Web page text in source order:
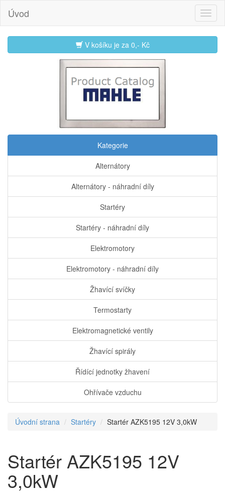
Úvod
V košíku je za 0,- Kč
Kategorie
Alternátory
Alternátory - náhradní díly
Startéry
Startéry - náhradní díly
Elektromotory
Elektromotory - náhradní díly
Žhavící svíčky
Termostarty
Elektromagnetické ventily
Žhavící spirály
Řídící jednotky žhavení
Ohřívače vzduchu
Úvodní strana Startéry Startér AZK5195 12V 3,0kW
Startér AZK5195 12V
3,0kW